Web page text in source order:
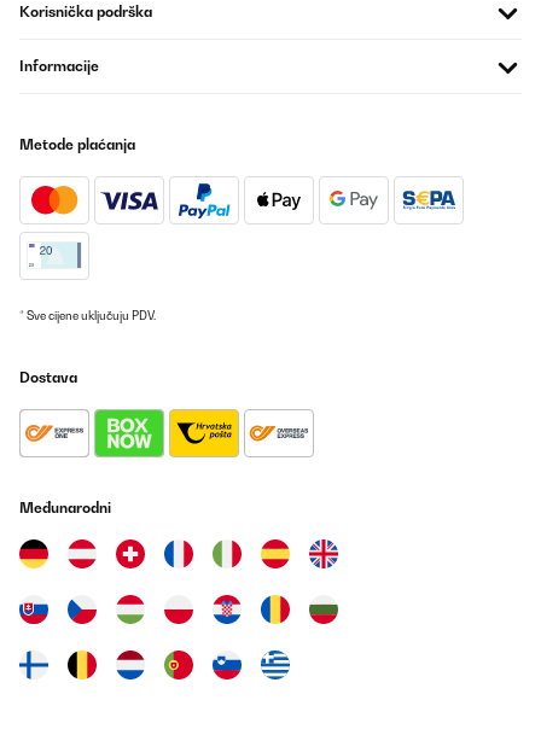
Korisnička podrška
Informacije
Metode plaćanja
* Sve cijene uključuju PDV.
Dostava
Međunarodni